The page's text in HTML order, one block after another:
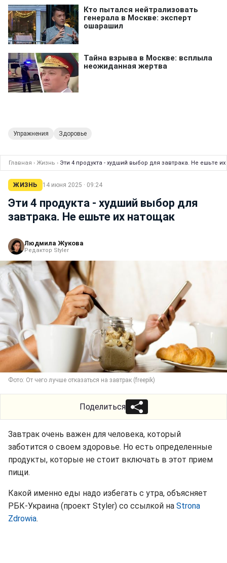
Упражнения Здоровье
Главная › Жизнь › Эти 4 продукта - худший выбор для завтрака. Не ешьте
ЖИЗНЬ 14 июня 2025 · 09:24
Эти 4 продукта - худший выбор для
завтрака. Не ешьте их натощак
Людмила Жукова
Редактор Styler
Фото: От чего лучше отказаться на завтрак (freepik)
Поделиться
Завтрак очень важен для человека, который
заботится о своем здоровье. Но есть определенные
продукты, которые не стоит включать в этот прием
пищи.
Какой именно еды надо избегать с утра, объясняет
РБК-Украина (проект Styler) со ссылкой на Strona
Zdrowia.